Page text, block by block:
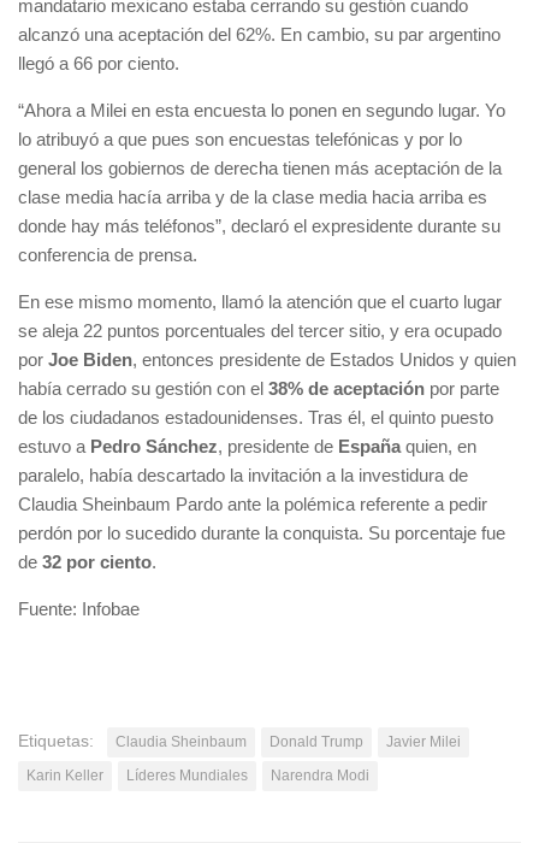
mandatario mexicano estaba cerrando su gestión cuando
alcanzó una aceptación del 62%. En cambio, su par argentino
llegó a 66 por ciento.
“Ahora a Milei en esta encuesta lo ponen en segundo lugar. Yo
lo atribuyó a que pues son encuestas telefónicas y por lo
general los gobiernos de derecha tienen más aceptación de la
clase media hacía arriba y de la clase media hacia arriba es
donde hay más teléfonos”, declaró el expresidente durante su
conferencia de prensa.
En ese mismo momento, llamó la atención que el cuarto lugar
se aleja 22 puntos porcentuales del tercer sitio, y era ocupado
por Joe Biden, entonces presidente de Estados Unidos y quien
había cerrado su gestión con el 38% de aceptación por parte
de los ciudadanos estadounidenses. Tras él, el quinto puesto
estuvo a Pedro Sánchez, presidente de España quien, en
paralelo, había descartado la invitación a la investidura de
Claudia Sheinbaum Pardo ante la polémica referente a pedir
perdón por lo sucedido durante la conquista. Su porcentaje fue
de 32 por ciento.
Fuente: Infobae
Etiquetas: Claudia Sheinbaum Donald Trump
Javier Milei
Karin Keller
Líderes Mundiales Narendra Modi